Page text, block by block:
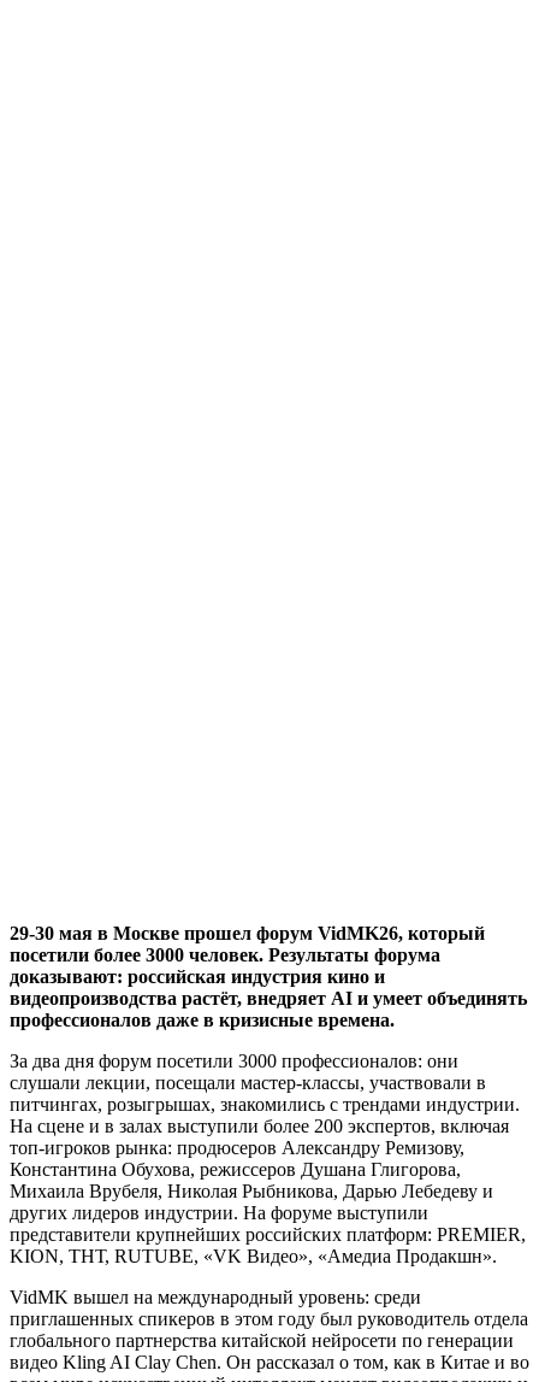
29-30 мая в Москве прошел форум VidMK26, который
посетили более 3000 человек. Результаты форума
доказывают: российская индустрия кино и
видеопроизводства растёт, внедряет AI и умеет объединять
профессионалов даже в кризисные времена.
За два дня форум посетили 3000 профессионалов: они
слушали лекции, посещали мастер-классы, участвовали в
питчингах, розыгрышах, знакомились с трендами индустрии.
На сцене и в залах выступили более 200 экспертов, включая
топ-игроков рынка: продюсеров Александру Ремизову,
Константина Обухова, режиссеров Душана Глигорова,
Михаила Врубеля, Николая Рыбникова, Дарью Лебедеву и
других лидеров индустрии. На форуме выступили
представители крупнейших российских платформ: PREMIER,
KION, ТНТ, RUTUBE, «VK Видео», «Амедиа Продакшн».
VidMK вышел на международный уровень: среди
приглашенных спикеров в этом году был руководитель отдела
глобального партнерства китайской нейросети по генерации
видео Kling AI Clay Chen. Он рассказал о том, как в Китае и во